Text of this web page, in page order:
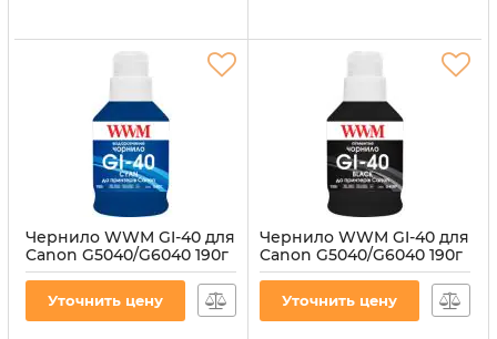
Чернило WWM GI-40 для
Canon G5040/G6040 190г
Cyan (G40C)
Артикул:
Уточнить цену
Чернило WWM GI-40 для
Canon G5040/G6040 190г
Black пигментное
Уточнить цену